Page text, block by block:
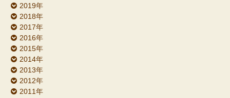
2019年
2018年
2017年
2016年
2015年
2014年
2013年
2012年
2011年